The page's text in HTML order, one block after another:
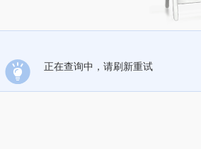
正在查询中，请刷新重试